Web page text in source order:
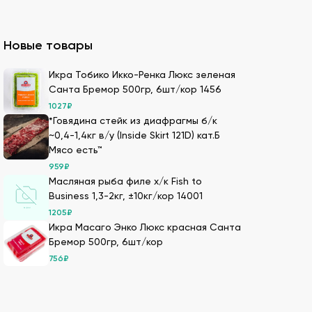
оптовой партией в нашей компании.
20-летний опыт в этой сфере, поэтому
Мы дорожим репутацией и заботимся о
качество продукции.
здесь можно сделать онлайн-заказ –
с оптимальными условиями хранения –
Новые товары
Икра Тобико Икко-Ренка Люкс зеленая
Санта Бремор 500гр, 6шт/кор 1456
1027₽
*Говядина стейк из диафрагмы б/к
~0,4-1,4кг в/у (Inside Skirt 121D) кат.Б
Мясо есть™
959₽
Масляная рыба филе х/к Fish to
Business 1,3-2кг, ±10кг/кор 14001
1205₽
Икра Масаго Энко Люкс красная Санта
Бремор 500гр, 6шт/кор
756₽